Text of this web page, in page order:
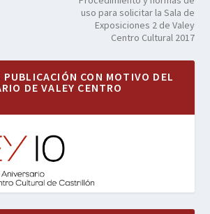
uso para solicitar la Sala de
Exposiciones 2 de Valey
Centro Cultural 2017
PUBLICACIÓN CON MOTIVO DEL
DE VALEY CENTRO